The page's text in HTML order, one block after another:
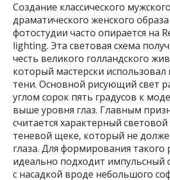
Создание классического
драматического женского
фотостудии часто опирается на
lighting. Эта световая схема
честь великого голландского
который мастерски использовал
тени. Основной рисующий свет
углом сорок пять градусов к
выше уровня глаз. Главным
считается характерный
теневой щеке‚ который не
глаза. Для формирования такого
идеально подходит импульсный
с насадкой вроде небольшого